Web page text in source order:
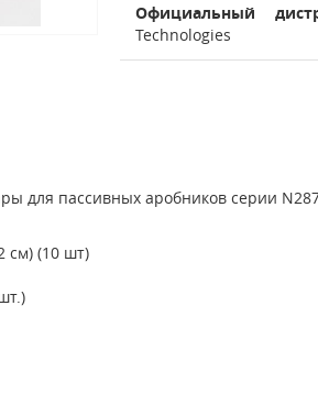
Официальный
Technologies
для пассивных аробников серии
см) (10 шт)